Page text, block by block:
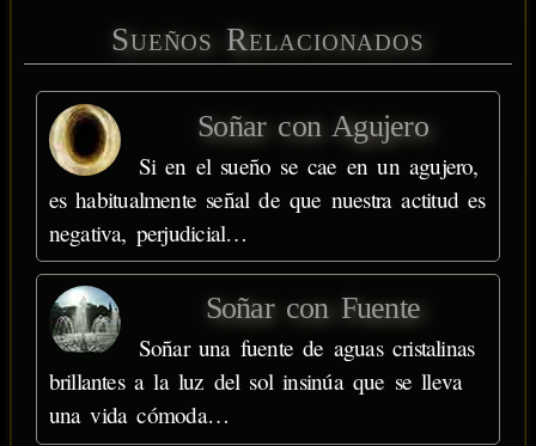
Sueños Relacionados
Soñar con Agujero
Si en el sueño se cae en un agujero,
es habitualmente señal de que nuestra actitud es
negativa, perjudicial…
Soñar con Fuente
Soñar una fuente de aguas cristalinas
brillantes a la luz del sol insinúa que se lleva
una vida cómoda…